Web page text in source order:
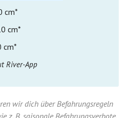
cm*
cm*
cm*
River-App
wir dich über Befahrungsregeln
z. B. saisonale Befahrungsverbote,